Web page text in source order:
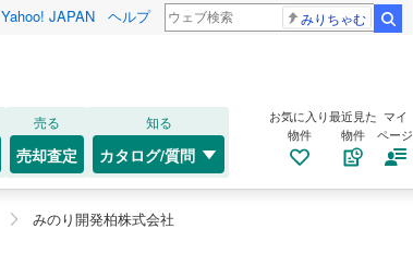
Yahoo! JAPAN ヘルプ みりちゃむ
売る
売却査定
知る
カタログ/質問
お気に入り
物件
最近見た
物件
マイ
ページ
みのり開発柏株式会社